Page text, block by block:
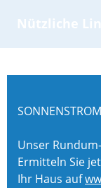
Nützliche
Unser
Ermitteln Sie
Ihr Haus auf